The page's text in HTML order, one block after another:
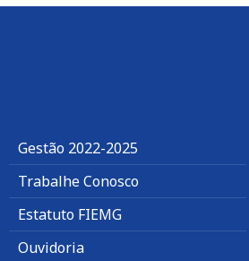
Gestão 2022-2025
Trabalhe Conosco
Estatuto FIEMG
Ouvidoria